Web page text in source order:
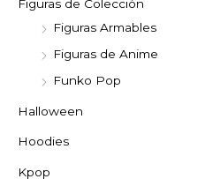
Figuras de Colección
Figuras Armables
Figuras de Anime
Funko Pop
Halloween
Hoodies
Kpop